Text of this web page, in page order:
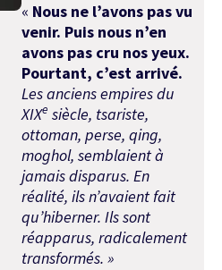
« Nous ne l’avons pas vu
venir. Puis nous n’en
avons pas cru nos yeux.
Pourtant, c’est arrivé.
Les anciens empires du
XIXe siècle, tsariste,
ottoman, perse, qing,
moghol, semblaient à
jamais disparus. En
réalité, ils n’avaient fait
qu’hiberner. Ils sont
réapparus, radicalement
transformés. »